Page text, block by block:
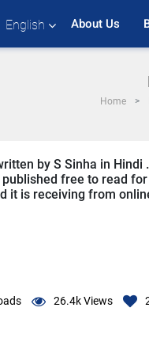
English About Us
Home
by S Sinha in
free to read
it is receiving from
26.4kViews